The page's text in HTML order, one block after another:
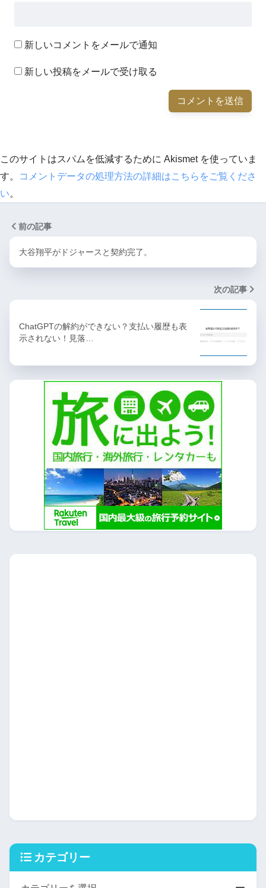
新しいコメントをメールで通知
新しい投稿をメールで受け取る
このサイトはスパムを低減するために Akismet を使っていま
す。
コメントデータの処理方法の詳細はこちらをご覧くださ
い。
前の記事
大谷翔平がドジャースと契約完了。
次の記事
ChatGPTの解約ができない？支払い履歴も表
示されない！見落…
カテゴリー